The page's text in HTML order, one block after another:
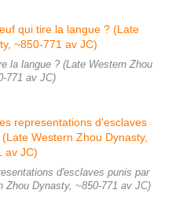
la langue ? (Late Western Zhou
771 av JC)
d'esclaves punis par
Zhou Dynasty, ~850-771 av JC)